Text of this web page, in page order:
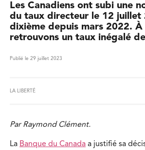
Les Canadiens ont subi une
du taux directeur le 12 juillet
dixième depuis mars 2022. À
retrouvons un taux inégalé
Publié le 29 juillet 2023
LA LIBERTÉ
Par Raymond Clément.
La Banque du Canada a justifié sa